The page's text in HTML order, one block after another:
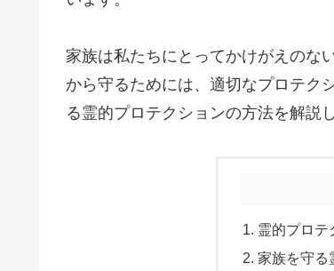
家族は私たちにとってかけがえのな
から守るためには、適切なプロテク
る霊的プロテクションの方法を解説
霊的プロテ
家族を守る